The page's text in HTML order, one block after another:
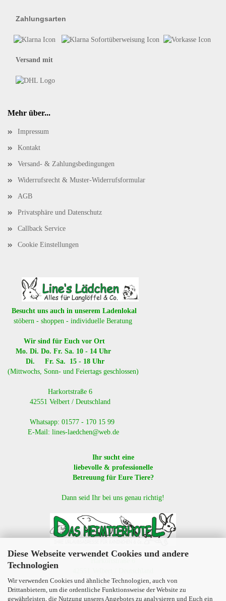
Diese Webseite verwendet Cookies und andere
Technologien
Wir verwenden Cookies und ähnliche Technologien, auch von
Drittanbietern, um die ordentliche Funktionsweise der Website zu
gewährleisten, die Nutzung unseres Angebotes zu analysieren und Euch ein
Zahlungsarten
Versand mit
Mehr über...
Impressum
Kontakt
Versand- & Zahlungsbedingungen
Widerrufsrecht & Muster-Widerrufsformular
AGB
Privatsphäre und Datenschutz
Callback Service
Cookie Einstellungen
Besucht uns auch in unserem Ladenlokal
stöbern - shoppen - individuelle Beratung
Wir sind für Euch vor Ort
Mo. Di. Do. Fr. Sa. 10 - 14 Uhr
Di. Fr. Sa. 15 - 18 Uhr
(Mittwochs, Sonn- und Feiertags geschlossen)
​ Harkortstraße 6
42551 Velbert / Deutschland
Whatsapp: 01577 - 170 15 99
E-Mail: lines-laedchen@web.de
Ihr sucht eine
liebevolle & professionelle
Betreuung für Eure Tiere?
Dann seid Ihr bei uns genau richtig!
Whatsapp: 01577 - 170 15 99